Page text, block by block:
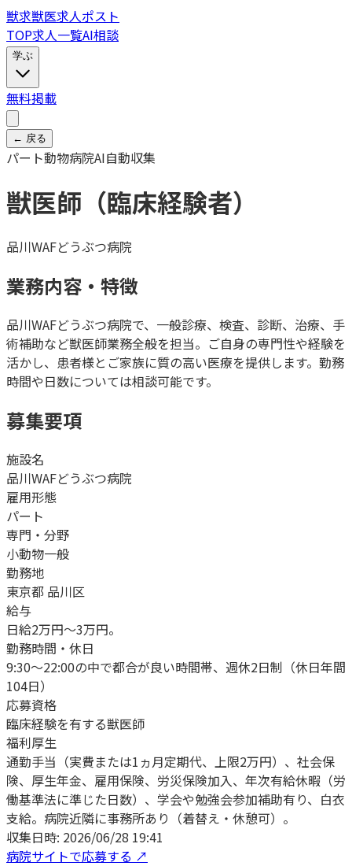
獣求獣医求人ポスト
TOP求人一覧AI相談
学ぶ
無料掲載
← 戻る
パート動物病院AI自動収集
獣医師（臨床経験者）
品川WAFどうぶつ病院
業務内容・特徴
品川WAFどうぶつ病院で、一般診療、検査、診断、治療、手
術補助など獣医師業務全般を担当。ご自身の専門性や経験を
活かし、患者様とご家族に質の高い医療を提供します。勤務
時間や日数については相談可能です。
募集要項
施設名
品川WAFどうぶつ病院
雇用形態
パート
専門・分野
小動物一般
勤務地
東京都 品川区
給与
日給2万円〜3万円。
勤務時間・休日
9:30〜22:00の中で都合が良い時間帯、週休2日制（休日年間
104日）
応募資格
臨床経験を有する獣医師
福利厚生
通勤手当（実費または1ヵ月定期代、上限2万円）、社会保
険、厚生年金、雇用保険、労災保険加入、年次有給休暇（労
働基準法に準じた日数）、学会や勉強会参加補助有り、白衣
支給。病院近隣に事務所あり（着替え・休憩可）。
収集日時: 2026/06/28 19:41
病院サイトで応募する ↗